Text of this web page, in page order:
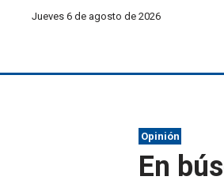
Jueves 6 de agosto de 2026
Opinión
En